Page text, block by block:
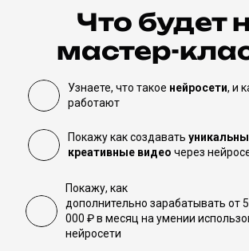
Покажу, как
дополнительно зарабатывать от
000 ₽ в месяц на умении
нейросети
Покажу как создавать
креативные видео через
Узнаете, что такое нейросети, и
работают
Что будет
мастер-